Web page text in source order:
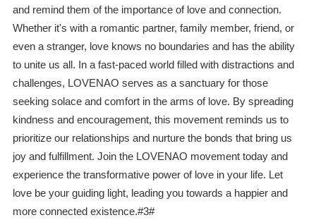
and remind them of the importance of love and connection.
Whether it's with a romantic partner, family member, friend, or
even a stranger, love knows no boundaries and has the ability
to unite us all. In a fast-paced world filled with distractions and
challenges, LOVENAO serves as a sanctuary for those
seeking solace and comfort in the arms of love. By spreading
kindness and encouragement, this movement reminds us to
prioritize our relationships and nurture the bonds that bring us
joy and fulfillment. Join the LOVENAO movement today and
experience the transformative power of love in your life. Let
love be your guiding light, leading you towards a happier and
more connected existence.#3#